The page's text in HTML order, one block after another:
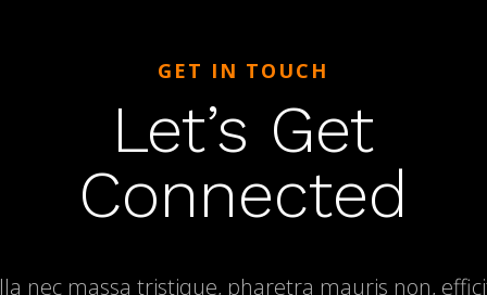
GET IN TOUCH
Let’s Get
Connected
nec massa tristique, pharetra mauris non,